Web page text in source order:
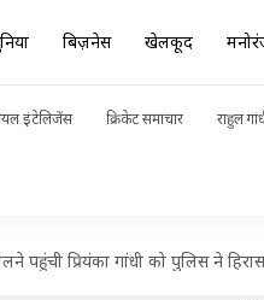
बिज़नेस खेलकूद
इंटेलिजेंस क्रिकेट समाचार राहुल
पहुंची प्रियंका गांधी को पुलिस ने